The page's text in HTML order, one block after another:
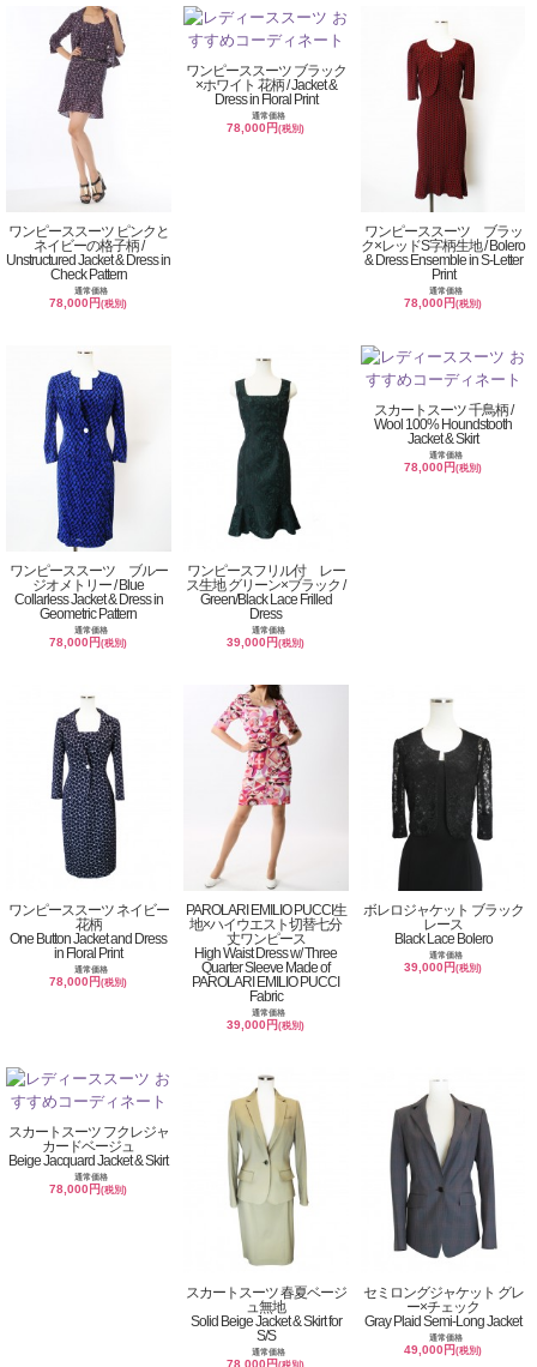
ワンピーススーツ ピンクと
ネイビーの格子柄 /
Unstructured Jacket & Dress in
Check Pattern
通常価格
78,000円(税別)
ワンピーススーツ ブラック
×ホワイト 花柄 / Jacket &
Dress in Floral Print
通常価格
78,000円(税別)
ワンピーススーツ ブラッ
ク×レッドS字柄生地 / Bolero
& Dress Ensemble in S-Letter
Print
通常価格
78,000円(税別)
ワンピーススーツ ブルー
ジオメトリー / Blue
Collarless Jacket & Dress in
Geometric Pattern
通常価格
78,000円(税別)
ワンピースフリル付 レー
ス生地 グリーン×ブラック /
Green/Black Lace Frilled
Dress
通常価格
39,000円(税別)
スカートスーツ 千鳥柄 /
Wool 100% Houndstooth
Jacket & Skirt
通常価格
78,000円(税別)
ワンピーススーツ ネイビー
花柄
One Button Jacket and Dress
in Floral Print
通常価格
78,000円(税別)
PAROLARI EMILIO PUCCI生
地×ハイウエスト切替七分
丈ワンピース
High Waist Dress w/ Three
Quarter Sleeve Made of
PAROLARI EMILIO PUCCI
Fabric
通常価格
39,000円(税別)
ボレロジャケット ブラック
レース
Black Lace Bolero
通常価格
39,000円(税別)
スカートスーツ フクレジャ
カードベージュ
Beige Jacquard Jacket & Skirt
通常価格
78,000円(税別)
スカートスーツ 春夏ベージ
ュ無地
Solid Beige Jacket & Skirt for
S/S
通常価格
78,000円(税別)
セミロングジャケット グレ
ー×チェック
Gray Plaid Semi-Long Jacket
通常価格
49,000円(税別)